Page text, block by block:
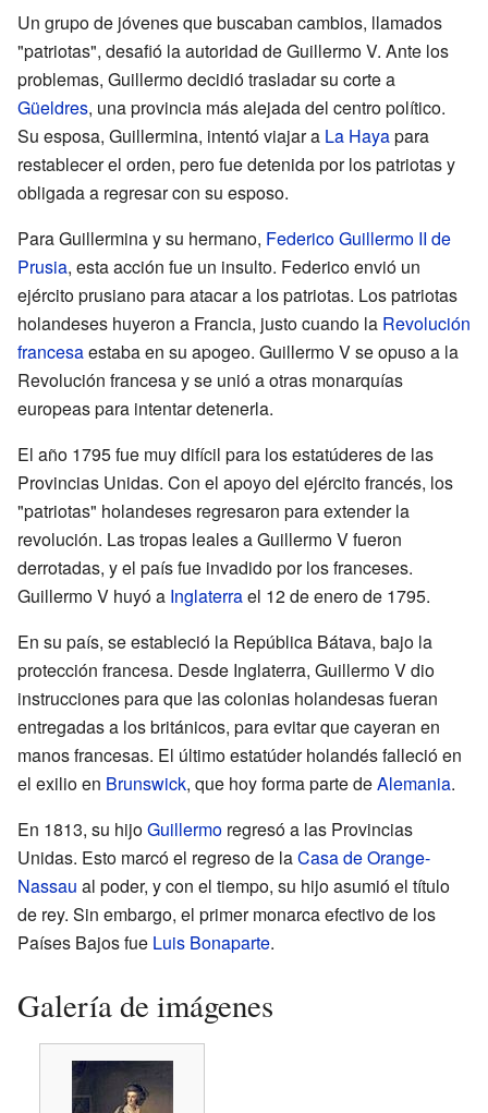
Un grupo de jóvenes que buscaban cambios, llamados
"patriotas", desafió la autoridad de Guillermo V. Ante los
problemas, Guillermo decidió trasladar su corte a
Güeldres, una provincia más alejada del centro político.
Su esposa, Guillermina, intentó viajar a La Hayapara
restablecer el orden, pero fue detenida por los patriotas y
obligada a regresar con su esposo.
Para Guillermina y su hermano, Federico Guillermo II de
Prusia, esta acción fue un insulto. Federico envió un
ejército prusiano para atacar a los patriotas. Los patriotas
holandeses huyeron a Francia, justo cuando la Revolución
francesaestaba en su apogeo. Guillermo V se opuso a la
Revolución francesa y se unió a otras monarquías
europeas para intentar detenerla.
El año 1795 fue muy difícil para los estatúderes de las
Provincias Unidas. Con el apoyo del ejército francés, los
"patriotas" holandeses regresaron para extender la
revolución. Las tropas leales a Guillermo V fueron
derrotadas, y el país fue invadido por los franceses.
Guillermo V huyó a Inglaterrael 12 de enero de 1795.
En su país, se estableció la República Bátava, bajo la
protección francesa. Desde Inglaterra, Guillermo V dio
instrucciones para que las colonias holandesas fueran
entregadas a los británicos, para evitar que cayeran en
manos francesas. El último estatúder holandés falleció en
el exilio en Brunswick, que hoy forma parte deAlemania.
En 1813, su hijoGuillermo regresó a las Provincias
Unidas. Esto marcó el regreso de laCasa de Orange-
Nassau al poder, y con el tiempo, su hijo asumió el título
de rey. Sin embargo, el primer monarca efectivo de los
Países Bajos fue Luis Bonaparte.
Galería de imágenes